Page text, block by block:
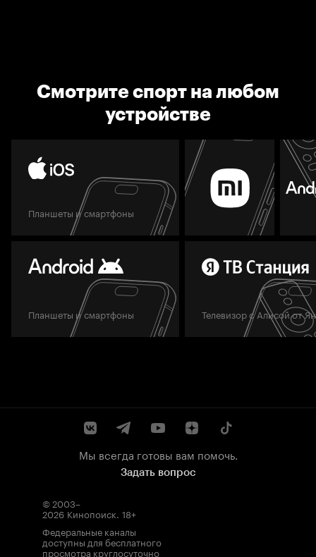
Смотрите спорт на любом
устройстве
Планшеты и смартфоны
Планшеты и смартфоны Телевизор с Алисой от
Мы всегда готовы вам помочь.
Задать вопрос
© 2003–
2026 Кинопоиск. 18+
Федеральные каналы
доступны для бесплатного
просмотра круглосуточно